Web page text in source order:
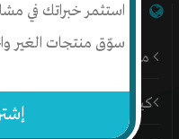
استثمر خبراتك في
سوّق منتجات الغير
شبكة إنتج
من نحن
كيف أبدأ